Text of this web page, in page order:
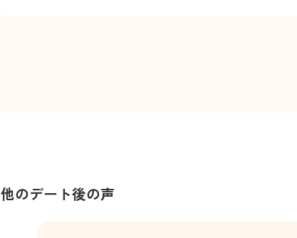
他のデート後の声